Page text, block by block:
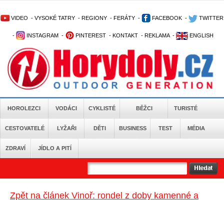
VIDEO - VYSOKÉ TATRY - REGIONY - FERÁTY - FACEBOOK - TWITTER
- INSTAGRAM - PINTEREST - KONTAKT - REKLAMA - ENGLISH
HOROLEZCI VODÁCI CYKLISTÉ BĚŽCI TURISTÉ
CESTOVATELÉ LYŽAŘI DĚTI BUSINESS TEST MÉDIA
ZDRAVÍ JÍDLO A PITÍ
Zpět na článek Vinoř: rondel z doby kamenné a